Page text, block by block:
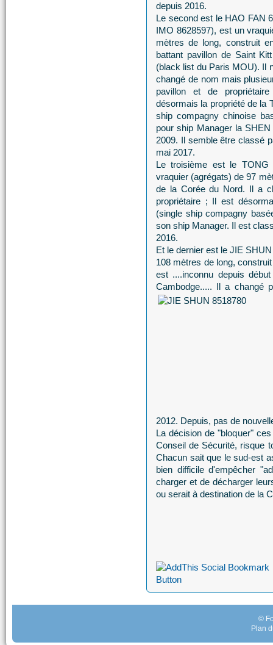
depuis 2016.
Le second est le HAO FAN
IMO 8628597), est un
mètres de long, construit
battant pavillon de Saint
(black list du Paris MOU). Il
changé de nom mais
pavillon et de
désormais la propriété de la
ship compagny chinoise
pour ship Manager la
2009. Il semble être classé
mai 2017.
Le troisième est le
vraquier (agrégats) de 97
de la Corée du Nord. Il a
propriétaire ; Il est
(single ship compagny
son ship Manager. Il est
2016.
Et le dernier est le JIE
108 mètres de long,
est ....inconnu depuis
Cambodge..... Il a changé
2012. Depuis, pas de
La décision de "bloquer"
Conseil de Sécurité, risque
Chacun sait que le sud-est
bien difficile d'empêcher
charger et de décharger
ou serait à destination de la
©
Plan